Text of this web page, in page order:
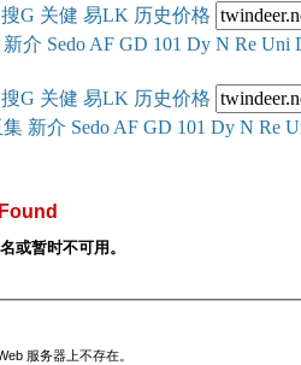
搜G 关健 易LK 历史价格
新介 Sedo AF GD 101 Dy N Re Uni